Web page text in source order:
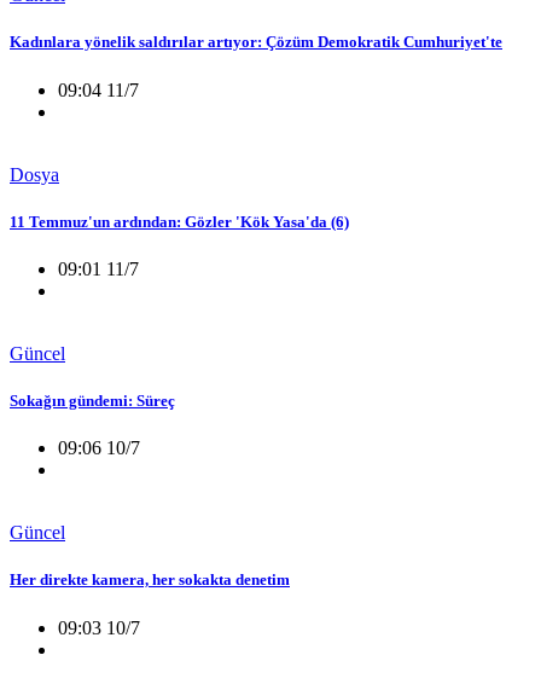
Kadınlara yönelik saldırılar artıyor: Çözüm Demokratik Cumhuriyet'te
09:04 11/7
Dosya
11 Temmuz'un ardından: Gözler 'Kök Yasa'da (6)
09:01 11/7
Güncel
Sokağın gündemi: Süreç
09:06 10/7
Güncel
Her direkte kamera, her sokakta denetim
09:03 10/7